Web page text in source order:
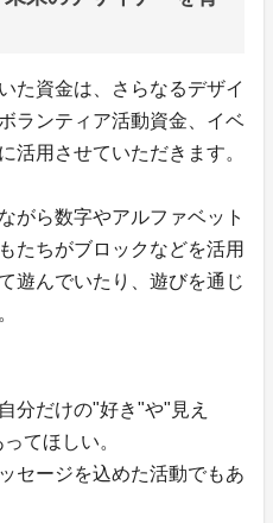
た資金は、さらなるデザイ
ランティア活動資金、イベ
活用させていただきます。
がら数字やアルファベット
たちがブロックなどを活用
遊んでいたり、遊びを通じ
分だけの"好き"や"見え
てほしい。
セージを込めた活動でもあ